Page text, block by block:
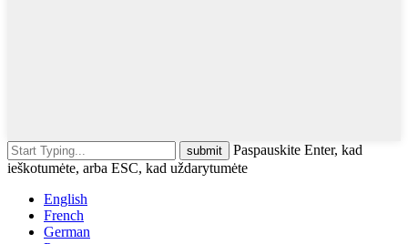
Paspauskite Enter, kad
ieškotumėte, arba ESC, kad uždarytumėte
English
French
German